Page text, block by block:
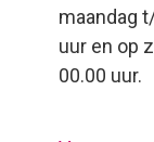
maandag
uur en op
00.00 uur.